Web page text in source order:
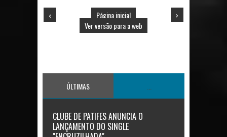
‹ ›
Página inicial
Ver versão para a web
ÚLTIMAS
CLUBE DE PATIFES ANUNCIA O
LANÇAMENTO DO SINGLE